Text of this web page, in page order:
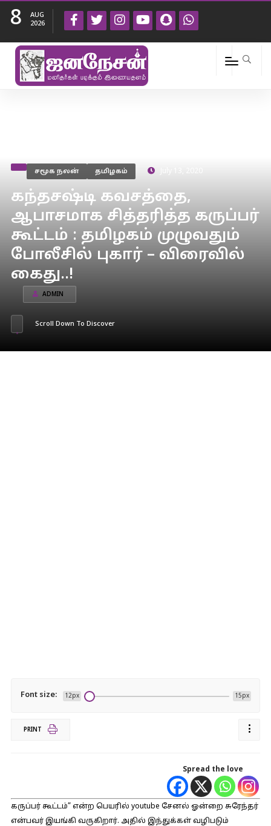
8
AUG
2026
சமூக நலன் தமிழகம்
கந்தசஷ்டி கவசத்தை,
ஆபாசமாக சித்தரித்த கருப்பர்
கூட்டம் : தமிழகம் முழுவதும்
போலீசில் புகார் – விரைவில்
கைது..!
ADMIN
Scroll Down To Discover
Font size: 12px 15px
PRINT
Spread the love
கருப்பர் கூட்டம்” என்ற பெயரில் youtube சேனல் ஓன்றை சுரேந்தர்
என்பவர் இயங்கி வருகிறார். அதில் இந்துக்கள் வழிபடும்